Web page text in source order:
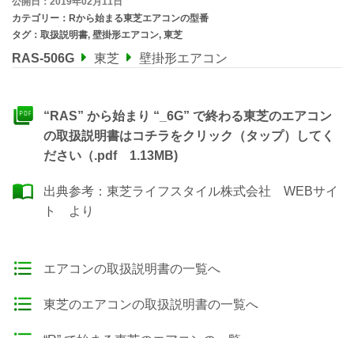
カテゴリー： Rから始まる東芝エアコンの型番
タグ： 取扱説明書, 壁掛形エアコン, 東芝
RAS-506G 東芝 壁掛形エアコン
“RAS” から始まり “_6G” で終わる東芝のエアコン
の取扱説明書はコチラをクリック（タップ）してく
ださい（.pdf 1.13MB)
出典参考： 東芝ライフスタイル株式会社 WEBサイ
ト
より
エアコンの取扱説明書の一覧へ
東芝のエアコンの取扱説明書の一覧へ